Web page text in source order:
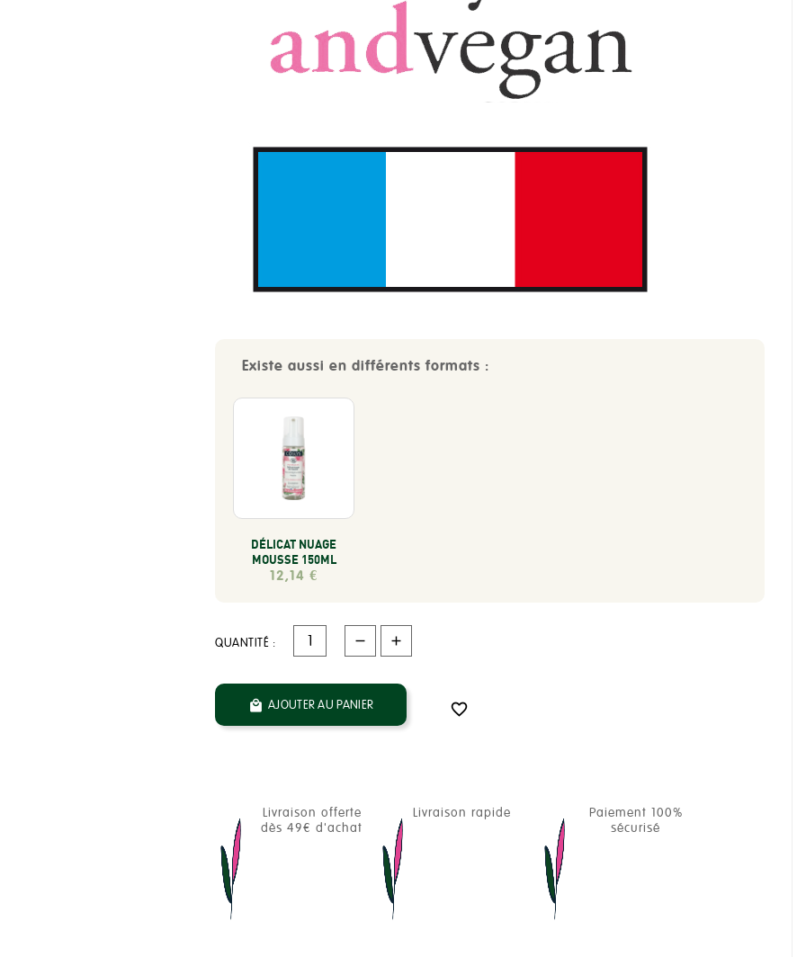
Existe aussi en différents formats :
DÉLICAT NUAGE
MOUSSE 150ML
12,14 €
QUANTITÉ :
 AJOUTER AU PANIER 
Livraison offerte
dès 49€ d'achat
Livraison rapide
Paiement 100%
sécurisé